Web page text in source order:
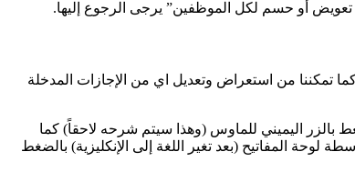
تمكننا من استعراض وتعديل اي من الإجازات المدخلة
بالزر اليميني للماوس (وهذا سيتم شرحه لاحقاً) كما
ضمن الإطار الأحمر في (الصورة رقم 1) من الشكل ادناه حيث نقوم بواسطة لوحة المفاتيح (بعد تغير اللغة إلى الإنكليزية) بالضغط